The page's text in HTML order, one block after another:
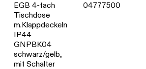
EGB 4-fach
Tischdose
m.Klappdeckeln
IP44
GNPBK04
schwarz/gelb,
mit Schalter
04777500